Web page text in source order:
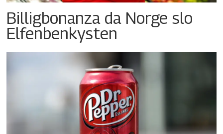
Billigbonanza da Norge slo
Elfenbenkysten